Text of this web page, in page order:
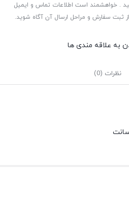
. خواهشمند است اطلاعات تماس و ایمیل
ثبت سفارش و مراحل ارسال آن آگاه شوید.
به علاقه مندی ها
نظرات (0)